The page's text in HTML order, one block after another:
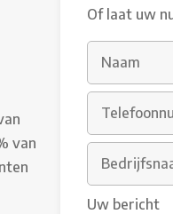
van
Of laat uw
Uw bericht